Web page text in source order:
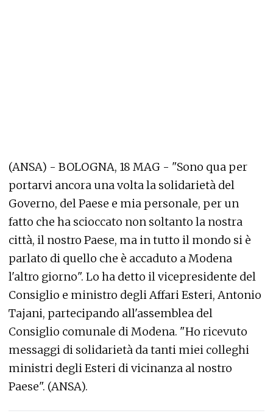
(ANSA) - BOLOGNA, 18 MAG - "Sono qua per
portarvi ancora una volta la solidarietà del
Governo, del Paese e mia personale, per un
fatto che ha scioccato non soltanto la nostra
città, il nostro Paese, ma in tutto il mondo si è
parlato di quello che è accaduto a Modena
l'altro giorno". Lo ha detto il vicepresidente del
Consiglio e ministro degli Affari Esteri, Antonio
Tajani, partecipando all'assemblea del
Consiglio comunale di Modena. "Ho ricevuto
messaggi di solidarietà da tanti miei colleghi
ministri degli Esteri di vicinanza al nostro
Paese". (ANSA).